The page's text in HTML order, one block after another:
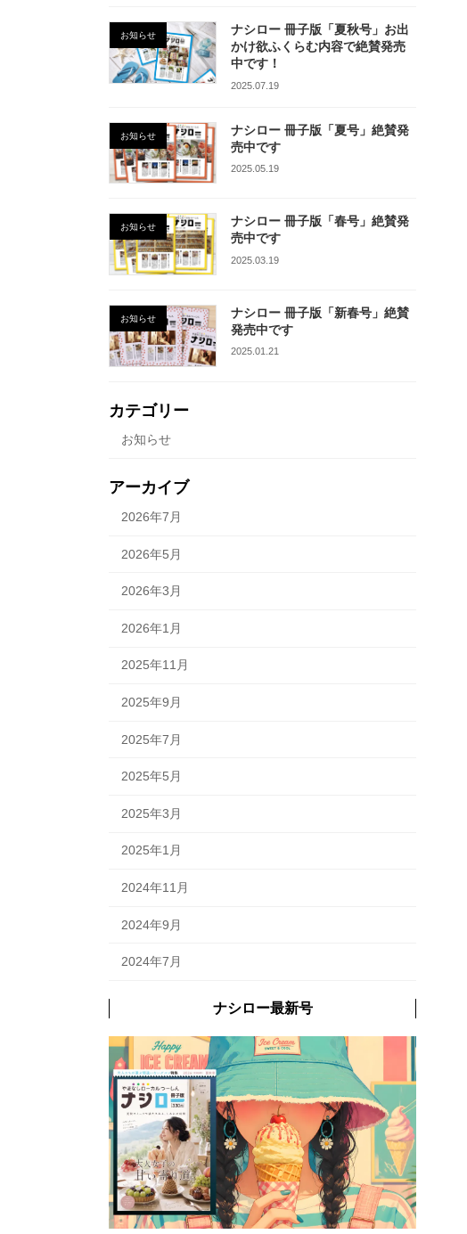
お知らせ
ナシロー 冊子版「夏秋号」お出
かけ欲ふくらむ内容で絶賛発売
中です！
2025.07.19
お知らせ
ナシロー 冊子版「夏号」絶賛発
売中です
2025.05.19
お知らせ
ナシロー 冊子版「春号」絶賛発
売中です
2025.03.19
お知らせ
ナシロー 冊子版「新春号」絶賛
発売中です
2025.01.21
カテゴリー
お知らせ
アーカイブ
2026年7月
2026年5月
2026年3月
2026年1月
2025年11月
2025年9月
2025年7月
2025年5月
2025年3月
2025年1月
2024年11月
2024年9月
2024年7月
ナシロー最新号